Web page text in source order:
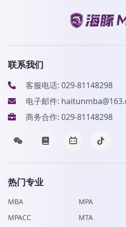
联系我们
客服电话: 029-81148298
电子邮件:
商务合作: 029-81148298
热门专业
MBA MPA
MPACC
MTA